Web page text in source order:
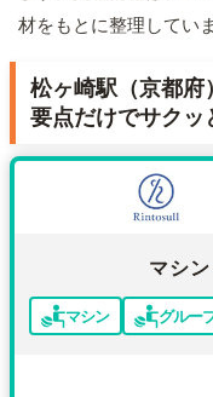
材をもとに整理していま
松ヶ崎駅（京都府
要点だけでサクッ
マシ
マシン グルー